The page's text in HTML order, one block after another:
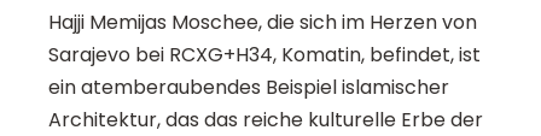
Hajji Memijas Moschee, die sich im Herzen von
Sarajevo bei RCXG+H34, Komatin, befindet, ist
ein atemberaubendes Beispiel islamischer
Architektur, das das reiche kulturelle Erbe der